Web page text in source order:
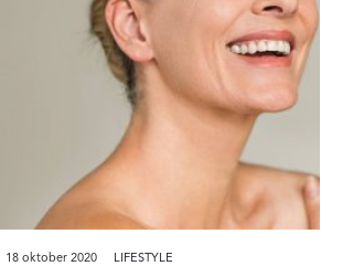
18 oktober 2020 LIFESTYLE